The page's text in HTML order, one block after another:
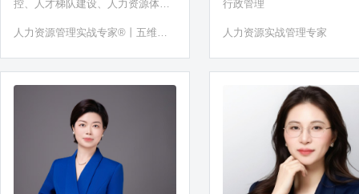
控、人才梯队建设、人力资源体系
人力资源管理实战专家®丨五维人
才官版权主创导师
行政管理
人力资源实战管理专家